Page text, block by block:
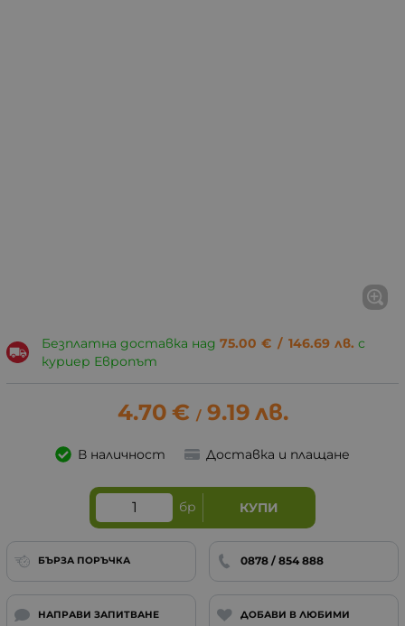
Безплатна доставка над 75.00 € / 146.69 лв. с
куриер Европът
4.70 € / 9.19 лв.
В наличност Доставка и плащане
бр КУПИ
БЪРЗА ПОРЪЧКА 0878 / 854 888
НАПРАВИ ЗАПИТВАНЕ ДОБАВИ В ЛЮБИМИ